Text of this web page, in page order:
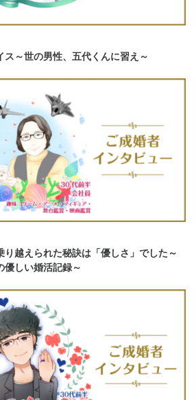
ス～世の男性、五代くんに習え～
り越えられた秘訣は「優しさ」でした～
優しい婚活記録～